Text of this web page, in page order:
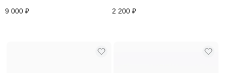
9 000 ₽ 2 200 ₽